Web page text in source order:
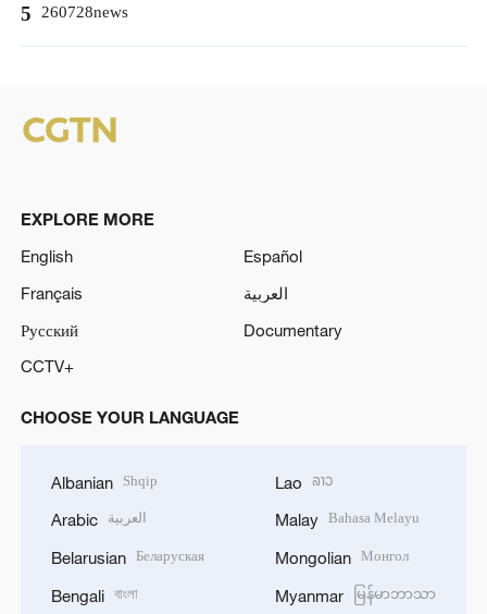
5 260728news
EXPLORE MORE
English
Español
Français
العربية
Русский
Documentary
CCTV+
CHOOSE YOUR LANGUAGE
Albanian Shqip
Arabic العربية
Belarusian Беларуская
Bengali বাংলা
Lao ລາວ
Malay Bahasa Melayu
Mongolian Монгол
Myanmar မြန်မာဘာသာ